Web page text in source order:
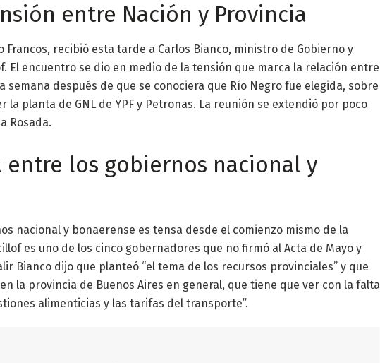
entre Nación y Provincia
Francos, recibió esta tarde a Carlos Bianco, ministro de Gobierno y
El encuentro se dio en medio de la tensión que marca la relación entre
semana después de que se conociera que Río Negro fue elegida, sobre
la planta de GNL de YPF y Petronas. La reunión se extendió por poco
Rosada.
entre los gobiernos nacional y
nacional y bonaerense es tensa desde el comienzo mismo de la
es uno de los cinco gobernadores que no firmó al Acta de Mayo y
Bianco dijo que planteó “el tema de los recursos provinciales” y que
la provincia de Buenos Aires en general, que tiene que ver con la falta
alimenticias y las tarifas del transporte”.